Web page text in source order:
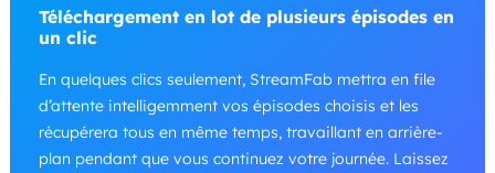
Téléchargement en lot de plusieurs épisodes en
un clic
En quelques clics seulement, StreamFab mettra en file
d’attente intelligemment vos épisodes choisis et les
récupérera tous en même temps, travaillant en arrière-
plan pendant que vous continuez votre journée. Laissez